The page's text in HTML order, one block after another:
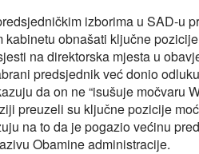
izborima u SAD-u
obnašati ključne
na direktorska mjesta u
predsjednik već donio
da on ne “isušuje močvaru
preuzeli su ključne pozicije
na to da je pogazio većinu
Obamine administracije.